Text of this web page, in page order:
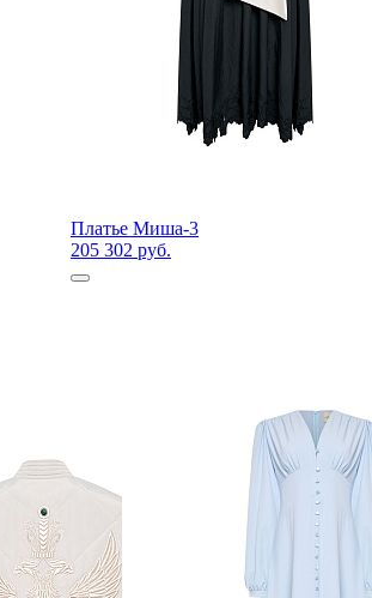
Платье Миша-3
205 302 руб.